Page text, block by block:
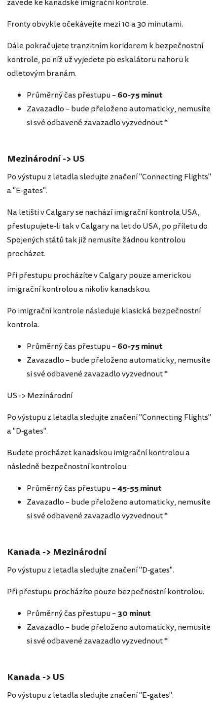
Fronty obvykle očekávejte mezi 10 a 30 minutami.
Dále pokračujete tranzitním koridorem k bezpečnostní
kontrole, po níž už vyjedete po eskalátoru nahoru k
odletovým branám.
Průměrný čas přestupu –60-75 minut
Zavazadlo – bude přeloženo automaticky, nemusíte
si své odbavené zavazadlo vyzvednout *
Mezinárodní -> US
Po výstupu z letadla sledujte značení "Connecting Flights"
a "E-gates".
Na letišti v Calgary se nachází imigrační kontrola USA,
přestupujete-li tak v Calgary na let do USA, po příletu do
Spojených států tak již nemusíte žádnou kontrolou
procházet.
Při přestupu procházíte v Calgary pouze americkou
imigrační kontrolou a nikoliv kanadskou.
Po imigrační kontrole následuje klasická bezpečnostní
kontrola.
Průměrný čas přestupu –60-75 minut
Zavazadlo – bude přeloženo automaticky, nemusíte
si své odbavené zavazadlo vyzvednout *
US -> Mezinárodní
Po výstupu z letadla sledujte značení "Connecting Flights"
a "D-gates".
Budete procházet kanadskou imigrační kontrolou a
následně bezpečnostní kontrolou.
Průměrný čas přestupu –45-55 minut
Zavazadlo – bude přeloženo automaticky, nemusíte
si své odbavené zavazadlo vyzvednout *
Kanada -> Mezinárodní
Po výstupu z letadla sledujte značení "D-gates".
Při přestupu procházíte pouze bezpečnostní kontrolou.
Průměrný čas přestupu –30 minut
Zavazadlo – bude přeloženo automaticky, nemusíte
si své odbavené zavazadlo vyzvednout *
Kanada -> US
Po výstupu z letadla sledujte značení "E-gates".